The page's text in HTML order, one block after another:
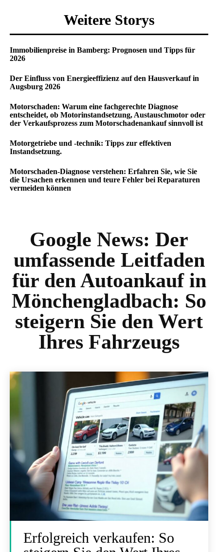
Weitere Storys
Immobilienpreise in Bamberg: Prognosen und Tipps für
2026
Der Einfluss von Energieeffizienz auf den Hausverkauf in
Augsburg 2026
Motorschaden: Warum eine fachgerechte Diagnose
entscheidet, ob Motorinstandsetzung, Austauschmotor oder
der Verkaufsprozess zum Motorschadenankauf sinnvoll ist
Motorgetriebe und -technik: Tipps zur effektiven
Instandsetzung.
Motorschaden-Diagnose verstehen: Erfahren Sie, wie Sie
die Ursachen erkennen und teure Fehler bei Reparaturen
vermeiden können
Google News: Der
umfassende Leitfaden
für den Autoankauf in
Mönchengladbach: So
steigern Sie den Wert
Ihres Fahrzeugs
Erfolgreich verkaufen: So